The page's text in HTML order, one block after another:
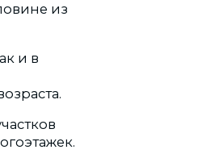
из
и в